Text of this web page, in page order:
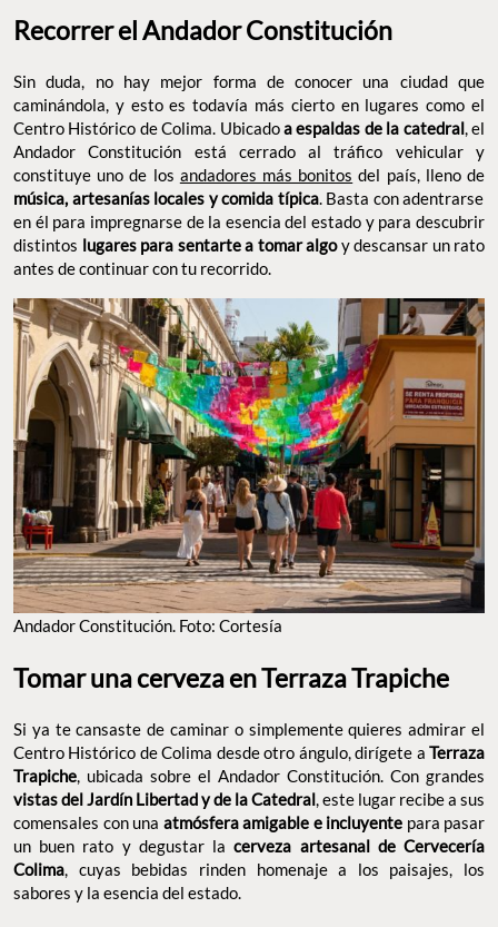
Recorrer el Andador Constitución
Sin duda, no hay mejor forma de conocer una ciudad que
caminándola, y esto es todavía más cierto en lugares como el
Centro Histórico de Colima. Ubicadoa espaldas de la catedral, el
Andador Constitución está cerrado al tráfico vehicular y
constituye uno de los andadores más bonitos del país, lleno de
música, artesanías locales y comida típica. Basta con adentrarse
en él para impregnarse de la esencia del estado y para descubrir
distintos lugares para sentarte a tomar algoy descansar un rato
antes de continuar con tu recorrido.
Andador Constitución. Foto: Cortesía
Tomar una cerveza en Terraza Trapiche
Si ya te cansaste de caminar o simplemente quieres admirar el
Centro Histórico de Colima desde otro ángulo, dirígete a Terraza
Trapiche, ubicada sobre el Andador Constitución. Con grandes
vistas del Jardín Libertad y de la Catedral, este lugar recibe a sus
comensales con una atmósfera amigable e incluyente para pasar
un buen rato y degustar la cerveza artesanal de Cervecería
Colima, cuyas bebidas rinden homenaje a los paisajes, los
sabores y la esencia del estado.